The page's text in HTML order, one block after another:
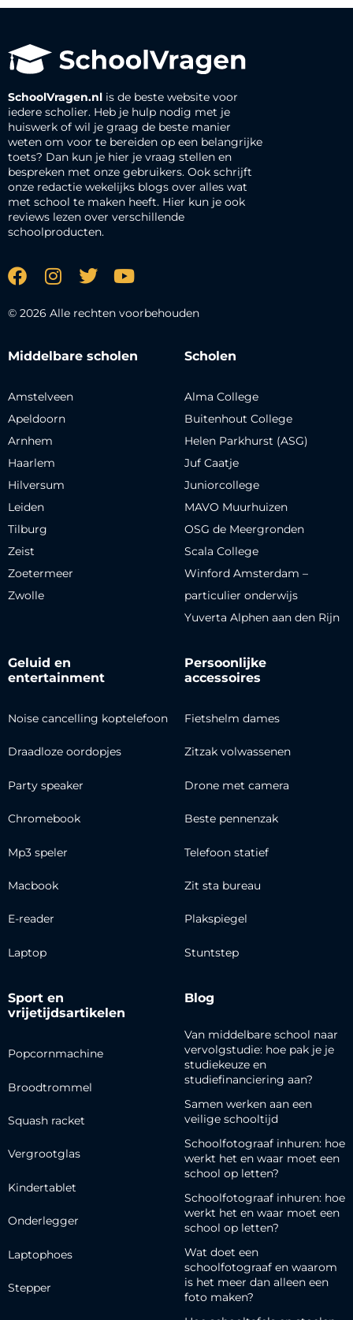
SchoolVragen.nl is de beste website voor
iedere scholier. Heb je hulp nodig met je
huiswerk of wil je graag de beste manier
weten om voor te bereiden op een belangrijke
toets? Dan kun je hier je vraag stellen en
bespreken met onze gebruikers. Ook schrijft
onze redactie wekelijks blogs over alles wat
met school te maken heeft. Hier kun je ook
reviews lezen over verschillende
schoolproducten.
© 2026 Alle rechten voorbehouden
Middelbare scholen
Amstelveen
Apeldoorn
Arnhem
Haarlem
Hilversum
Leiden
Tilburg
Zeist
Zoetermeer
Zwolle
Scholen
Alma College
Buitenhout College
Helen Parkhurst (ASG)
Juf Caatje
Juniorcollege
MAVO Muurhuizen
OSG de Meergronden
Scala College
Winford Amsterdam –
particulier onderwijs
Yuverta Alphen aan den Rijn
Geluid en
entertainment
Noise cancelling koptelefoon
Draadloze oordopjes
Party speaker
Chromebook
Mp3 speler
Macbook
E-reader
Laptop
Persoonlijke
accessoires
Fietshelm dames
Zitzak volwassenen
Drone met camera
Beste pennenzak
Telefoon statief
Zit sta bureau
Plakspiegel
Stuntstep
Sport en
vrijetijdsartikelen
Popcornmachine
Broodtrommel
Squash racket
Vergrootglas
Kindertablet
Onderlegger
Laptophoes
Stepper
Blog
Van middelbare school naar
vervolgstudie: hoe pak je je
studiekeuze en
studiefinanciering aan?
Samen werken aan een
veilige schooltijd
Schoolfotograaf inhuren: hoe
werkt het en waar moet een
school op letten?
Schoolfotograaf inhuren: hoe
werkt het en waar moet een
school op letten?
Wat doet een
schoolfotograaf en waarom
is het meer dan alleen een
foto maken?